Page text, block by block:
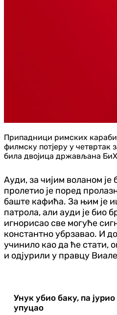
Припадници римских
филмску потјеру у четвртак
била двојица држављана
Ауди, за чијим воланом
пролетио је поред
баште кафића. За њим је
патрола, али ауди је био
игнорисао све могуће
константно убрзавао. И
учинило као да ће стати,
и одјурили у правцу
Унук убио баку, па
упуцао